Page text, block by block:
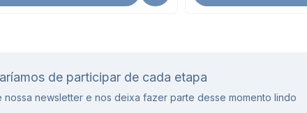
de participar de cada etapa
nossa newsletter e nos deixa fazer parte desse momento lindo